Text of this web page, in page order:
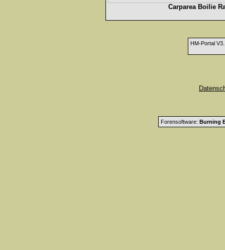
Carparea Boilie
HM-Portal
Forensoftware: Burning